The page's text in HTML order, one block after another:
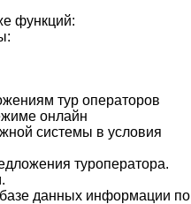
функций:
тур операторов
онлайн
системы в условия
туроператора.
данных информации по